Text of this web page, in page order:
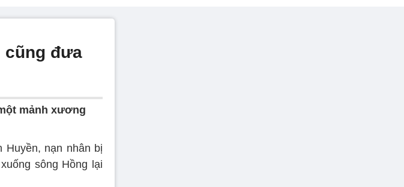
cũng đưa
mảnh xương
Huyền, nạn nhân bị
sông Hồng lại